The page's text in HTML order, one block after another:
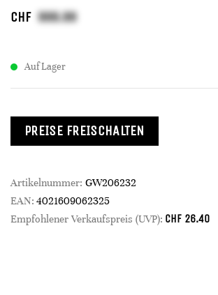
CHF
Auf Lager
PREISE FREISCHALTEN
Artikelnummer: GW206232
EAN: 4021609062325
Empfohlener Verkaufspreis (UVP): CHF 26.40